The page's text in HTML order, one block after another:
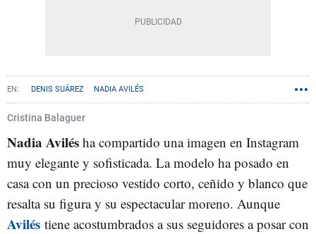
DENIS SUÁREZ NADIA AVILÉS
Cristina Balaguer
Nadia Avilés ha compartido una imagen en Instagram
muy elegante y sofisticada. La modelo ha posado en
casa con un precioso vestido corto, ceñido y blanco que
resalta su figura y su espectacular moreno. Aunque
Avilés tiene acostumbrados a sus seguidores a posar con